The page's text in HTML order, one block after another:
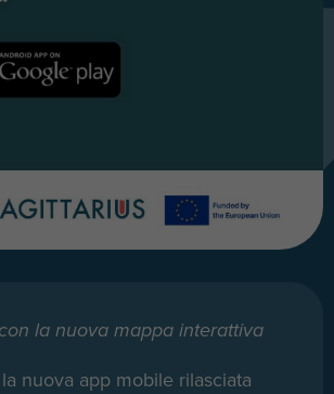
la nuova mappa interattiva
nuova app mobile rilasciata